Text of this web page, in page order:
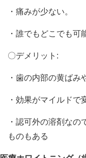
・痛みが少ない。
・誰でもどこでも可
〇デメリット :
・歯の内部の黄ばみ
・効果がマイルドで
・認可外の溶剤な
ものもある